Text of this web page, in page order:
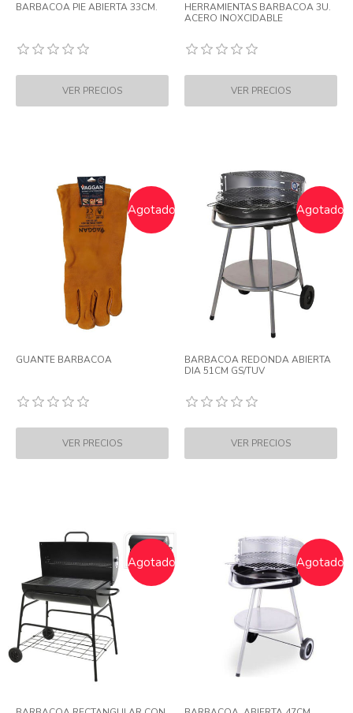
BARBACOA PIE ABIERTA 33CM.
HERRAMIENTAS BARBACOA 3U.
ACERO INOXCIDABLE
Agotado
GUANTE BARBACOA
Agotado
BARBACOA REDONDA ABIERTA
DIA 51CM GS/TUV
Agotado Agotado